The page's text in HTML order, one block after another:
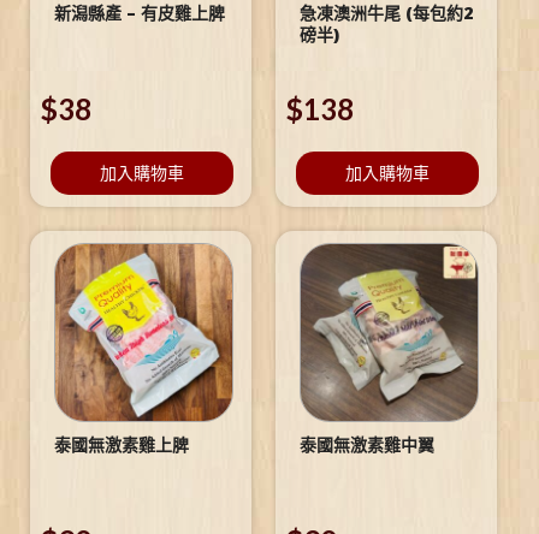
新潟縣產 – 有皮雞上脾
$38
加入購物車
急凍澳洲牛尾 (每包約2
磅半)
$138
加入購物車
泰國無激素雞上脾 泰國無激素雞中翼